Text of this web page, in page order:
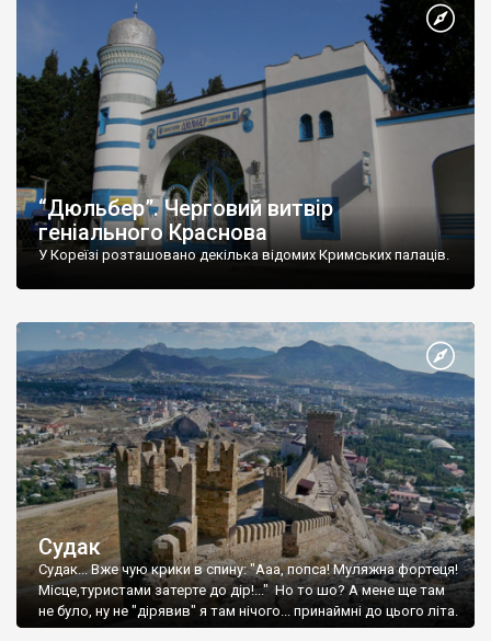
“Дюльбер”. Черговий витвір
геніального Краснова
У Кореїзі розташовано декілька відомих Кримських палаців.
Судак
Судак... Вже чую крики в спину: "Ааа, попса! Муляжна фортеця!
Місце,туристами затерте до дір!..." Но то шо? А мене ще там
не було, ну не "дірявив" я там нічого... принаймні до цього літа.